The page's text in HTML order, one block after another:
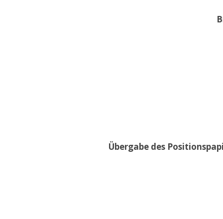
Übergabe des